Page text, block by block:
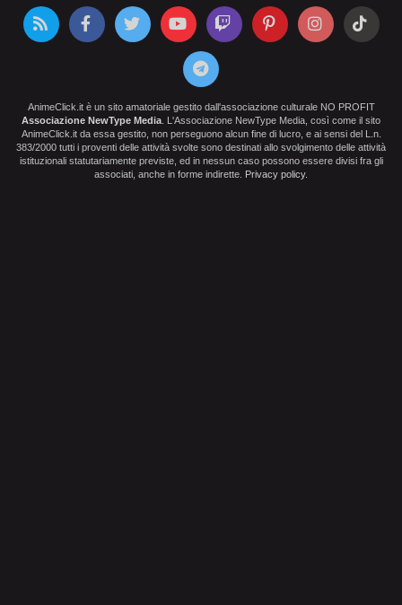
AnimeClick.it è un sito amatoriale gestito dall'associazione culturale NO PROFIT
Associazione NewType Media . L'Associazione NewType Media, così come il sito
AnimeClick.it da essa gestito, non perseguono alcun fine di lucro, e ai sensi del L.n.
383/2000 tutti i proventi delle attività svolte sono destinati allo svolgimento delle attività
istituzionali statutariamente previste, ed in nessun caso possono essere divisi fra gli
associati, anche in forme indirette. Privacy policy.